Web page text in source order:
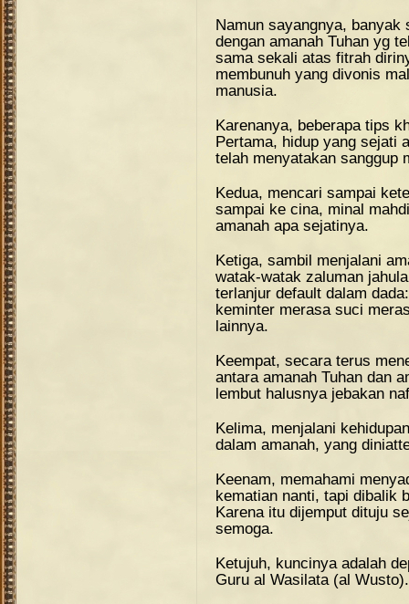
Namun sayangnya,
dengan amanah Tuhan yg
sama sekali atas fitrah
membunuh yang divonis
manusia.
Karenanya, beberapa tips
Pertama, hidup yang sejati
telah menyatakan sanggup
Kedua, mencari sampai
sampai ke cina, minal
amanah apa sejatinya.
Ketiga, sambil menjalani
watak-watak zaluman
terlanjur default dalam
keminter merasa suci
lainnya.
Keempat, secara terus
antara amanah Tuhan dan
lembut halusnya jebakan
Kelima, menjalani
dalam amanah, yang
Keenam, memahami
kematian nanti, tapi dibalik
Karena itu dijemput dituju
semoga.
Ketujuh, kuncinya adalah
Guru al Wasilata (al Wusto).